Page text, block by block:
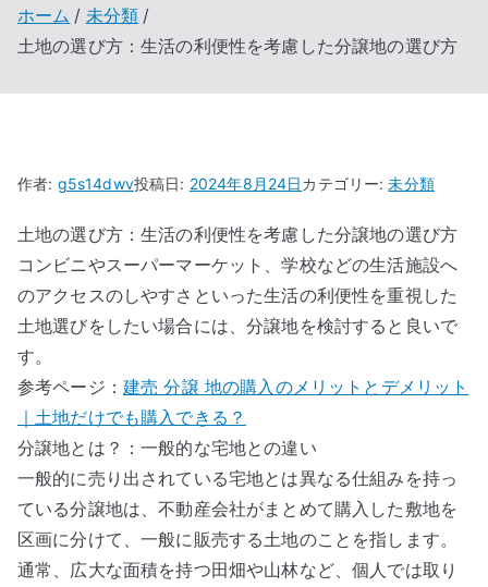
ホーム
未分類
土地の選び方：生活の利便性を考慮した分譲地の選び方
作者: g5s14dwv投稿日: 2024年8月24日カテゴリー:未分類
土地の選び方：生活の利便性を考慮した分譲地の選び方
コンビニやスーパーマーケット、学校などの生活施設へ
のアクセスのしやすさといった生活の利便性を重視した
土地選びをしたい場合には、分譲地を検討すると良いで
す。
参考ページ： 建売 分譲 地の購入のメリットとデメリット
｜土地だけでも購入できる？
分譲地とは？：一般的な宅地との違い
一般的に売り出されている宅地とは異なる仕組みを持っ
ている分譲地は、不動産会社がまとめて購入した敷地を
区画に分けて、一般に販売する土地のことを指します。
通常、広大な面積を持つ田畑や山林など、個人では取り